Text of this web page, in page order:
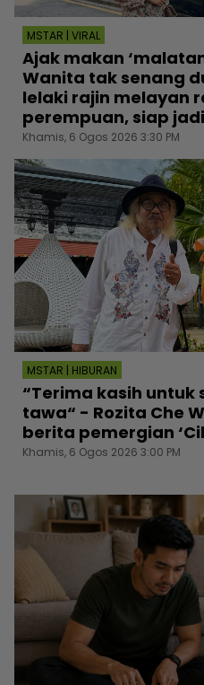
MSTAR | VIRAL
Ajak makan
Wanita tak senang
lelaki rajin melayan
perempuan, siap jadi
Khamis, 6 Ogos 2026 3:30 PM
MSTAR | HIBURAN
“Terima kasih untuk
tawa“ - Rozita Che
berita pemergian
Khamis, 6 Ogos 2026 3:00 PM